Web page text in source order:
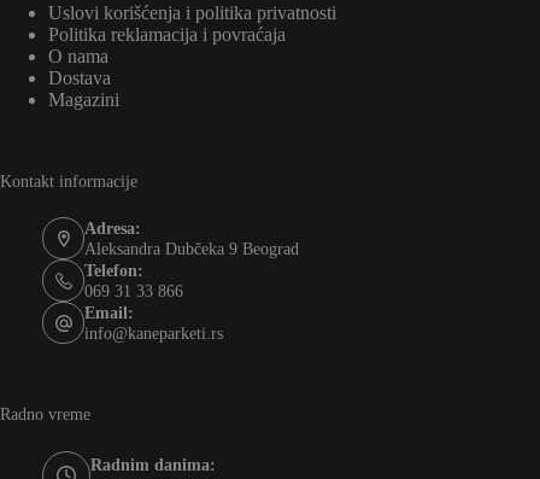
Uslovi korišćenja i politika privatnosti
Politika reklamacija i povraćaja
O nama
Dostava
Magazini
Kontakt informacije
Adresa:
Aleksandra Dubčeka 9 Beograd
Telefon:
069 31 33 866
Email:
info@kaneparketi.rs
Radno vreme
Radnim danima: